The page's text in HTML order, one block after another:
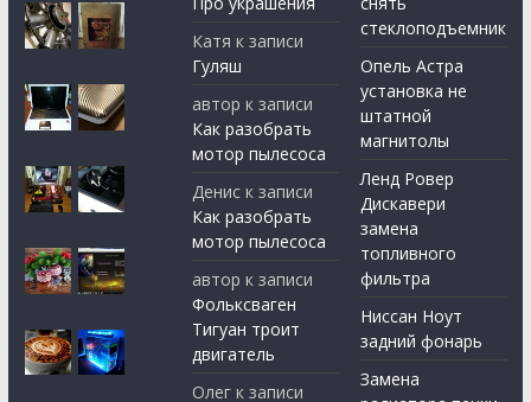
Катя к записи
Гуляш
автор к записи
Как разобрать
мотор пылесоса
Денис к записи
Как разобрать
мотор пылесоса
автор к записи
Фольксваген
Тигуан троит
двигатель
Олег к записи
стеклоподъемник
Опель Астра
установка не
штатной
магнитолы
Ленд Ровер
Дискавери
замена
топливного
фильтра
Ниссан Ноут
задний фонарь
Замена